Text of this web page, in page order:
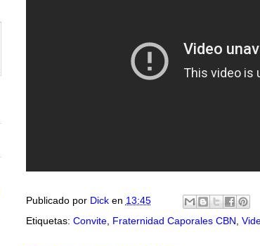
Publicado por Dick en 13:45
Etiquetas: Convite, Fraternidad Caporales CBN